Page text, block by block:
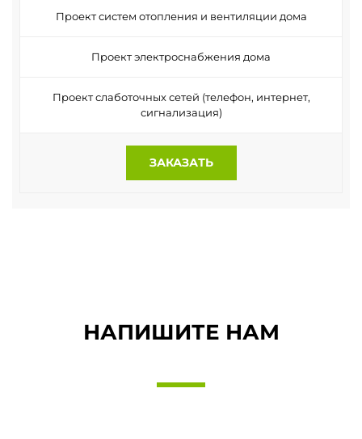
Проект систем отопления и вентиляции дома
Проект электроснабжения дома
Проект слаботочных сетей (телефон, интернет,
сигнализация)
ЗАКАЗАТЬ
НАПИШИТЕ НАМ